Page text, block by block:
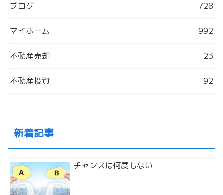
ブログ 728
マイホーム 992
不動産売却 23
不動産投資 92
新着記事
チャンスは何度もない